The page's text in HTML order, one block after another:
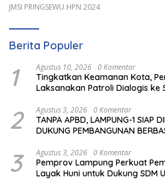
JMSI PRINGSEWU HPN 2024
Berita Populer
1 Agustus 10, 2026 0 Komentar
Tingkatkan Keamanan Kota,
Laksanakan Patroli Dialogis ke
2 Agustus 3, 2026 0 Komentar
TANPA APBD, LAMPUNG-1 SIAP
DUKUNG PEMBANGUNAN
3 Agustus 3, 2026 0 Komentar
Pemprov Lampung Perkuat
Layak Huni untuk Dukung SDM